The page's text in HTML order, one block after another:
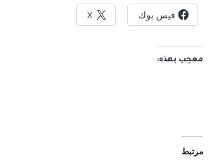
فيس بوك X
معجب بهذه:
مرتبط